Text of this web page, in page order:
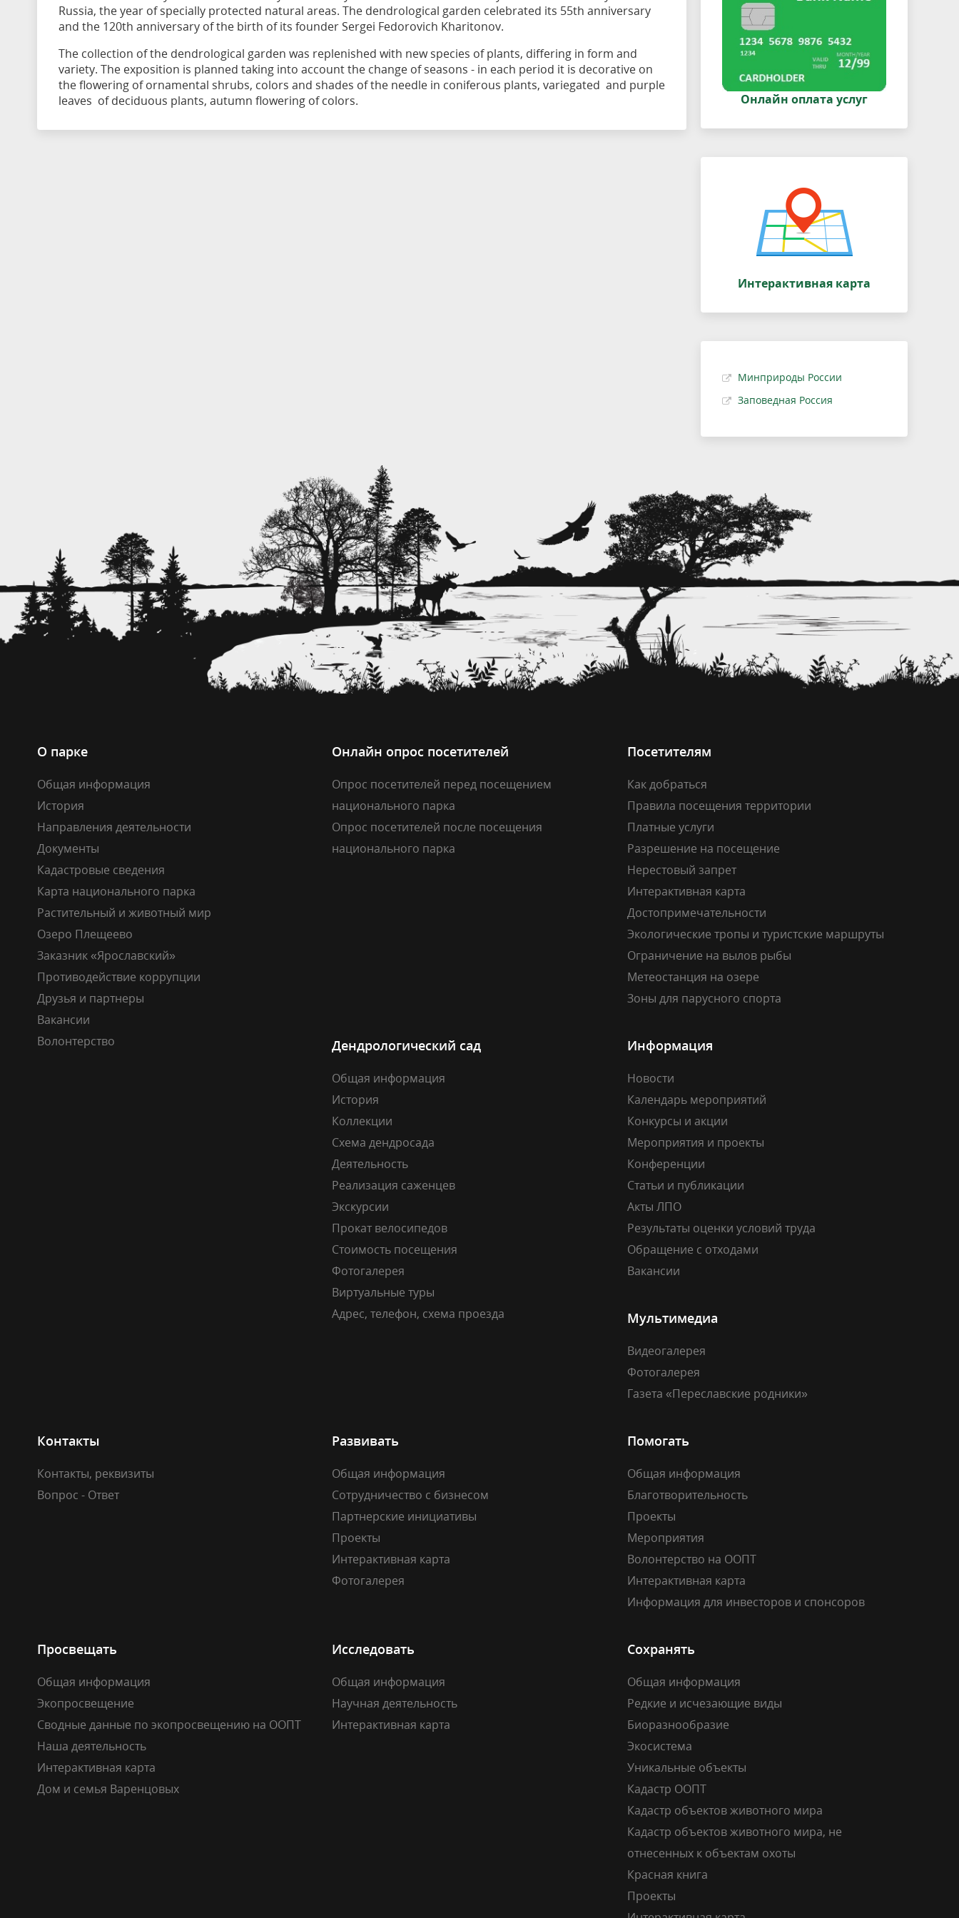
Russia, the year of specially protected natural areas. The dendrological garden celebrated its 55th anniversary
and the 120th anniversary of the birth of its founder Sergei Fedorovich Kharitonov.
The collection of the dendrological garden was replenished with new species of plants, differing in form and
variety. The exposition is planned taking into account the change of seasons - in each period it is decorative on
the flowering of ornamental shrubs, colors and shades of the needle in coniferous plants, variegated and purple
leaves of deciduous plants, autumn flowering of colors.
Онлайн оплата услуг
Интерактивная карта
Минприроды России
Заповедная Россия
О парке
Общая информация
История
Направления деятельности
Документы
Кадастровые сведения
Карта национального парка
Растительный и животный мир
Озеро Плещеево
Заказник «Ярославский»
Противодействие коррупции
Друзья и партнеры
Вакансии
Волонтерство
Онлайн опрос посетителей
Опрос посетителей перед посещением
национального парка
Опрос посетителей после посещения
национального парка
Посетителям
Как добраться
Правила посещения территории
Платные услуги
Разрешение на посещение
Нерестовый запрет
Интерактивная карта
Достопримечательности
Экологические тропы и туристские маршруты
Ограничение на вылов рыбы
Метеостанция на озере
Зоны для парусного спорта
Дендрологический сад
Общая информация
История
Коллекции
Схема дендросада
Деятельность
Реализация саженцев
Экскурсии
Прокат велосипедов
Стоимость посещения
Фотогалерея
Виртуальные туры
Адрес, телефон, схема проезда
Информация
Новости
Календарь мероприятий
Конкурсы и акции
Мероприятия и проекты
Конференции
Статьи и публикации
Акты ЛПО
Результаты оценки условий труда
Обращение с отходами
Вакансии
Мультимедиа
Видеогалерея
Фотогалерея
Газета «Переславские родники»
Контакты
Контакты, реквизиты
Вопрос - Ответ
Развивать
Общая информация
Сотрудничество с бизнесом
Партнерские инициативы
Проекты
Интерактивная карта
Фотогалерея
Помогать
Общая информация
Благотворительность
Проекты
Мероприятия
Волонтерство на ООПТ
Интерактивная карта
Информация для инвесторов и спонсоров
Просвещать
Общая информация
Экопросвещение
Сводные данные по экопросвещению на ООПТ
Наша деятельность
Интерактивная карта
Дом и семья Варенцовых
Исследовать
Общая информация
Научная деятельность
Интерактивная карта
Сохранять
Общая информация
Редкие и исчезающие виды
Биоразнообразие
Экосистема
Уникальные объекты
Кадастр ООПТ
Кадастр объектов животного мира
Кадастр объектов животного мира, не
отнесенных к объектам охоты
Красная книга
Проекты